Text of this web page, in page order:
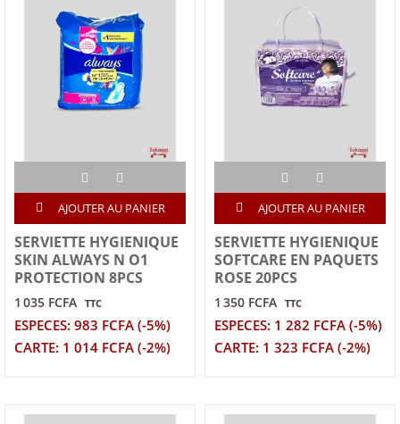
AJOUTER AU PANIER
SERVIETTE HYGIENIQUE
SKIN ALWAYS N O1
PROTECTION 8PCS
1 035 FCFA TTC
ESPECES: 983 FCFA (-5%)
CARTE: 1 014 FCFA (-2%)
AJOUTER AU PANIER
SERVIETTE HYGIENIQUE
SOFTCARE EN PAQUETS
ROSE 20PCS
1 350 FCFA TTC
ESPECES: 1 282 FCFA (-5%)
CARTE: 1 323 FCFA (-2%)